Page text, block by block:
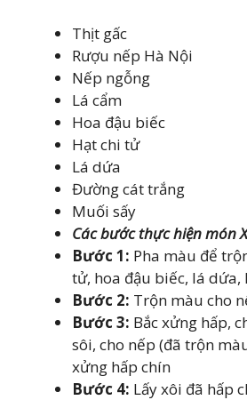
Thịt gấc
Rượu nếp Hà Nội
Nếp ngỗng
Lá cẩm
Hoa đậu biếc
Hạt chi tử
Lá dứa
Đường cát trắng
Muối sấy
Các bước thực hiện món
Bước 1: Pha màu để
tử, hoa đậu biếc, lá dứa,
Bước 2: Trộn màu cho
Bước 3: Bắc xửng hấp,
sôi, cho nếp (đã trộn
xửng hấp chín
Bước 4: Lấy xôi đã hấp